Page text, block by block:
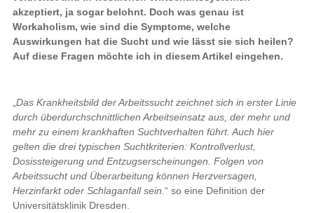
akzeptiert, ja sogar belohnt. Doch was genau ist
Workaholism, wie sind die Symptome, welche
Auswirkungen hat die Sucht und wie lässt sie sich heilen?
Auf diese Fragen möchte ich in diesem Artikel eingehen.
Das Krankheitsbild der Arbeitssucht zeichnet sich in erster Linie
durch überdurchschnittlichen Arbeitseinsatz aus, der mehr und
mehr zu einem krankhaften Suchtverhalten führt. Auch hier
gelten die drei typischen Suchtkriterien: Kontrollverlust,
Dosissteigerung und Entzugserscheinungen. Folgen von
Arbeitssucht und Überarbeitung können Herzversagen,
Herzinfarkt oder Schlaganfall sein. “ so eine Definition der
Universitätsklinik Dresden.